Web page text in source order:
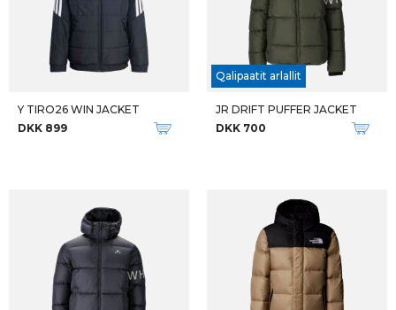
Y TIRO26 WIN JACKET
DKK 899
Qalipaatit arlallit
JR DRIFT PUFFER JACKET
DKK 700